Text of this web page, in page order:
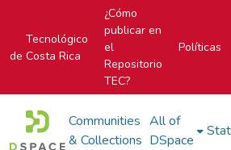
Tecnológico
de Costa Rica
¿Cómo
publicar en
el
Repositorio
TEC?
Políticas
Communities
& Collections
All of
DSpace